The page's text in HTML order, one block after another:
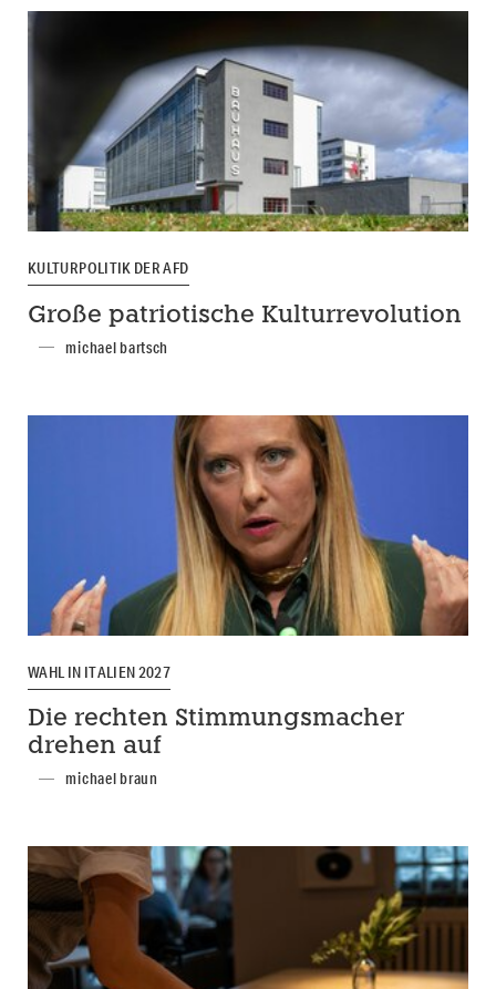
KULTURPOLITIK DER AFD
Große patriotische Kulturrevolution
michael bartsch
WAHL IN ITALIEN 2027
Die rechten Stimmungsmacher
drehen auf
michael braun